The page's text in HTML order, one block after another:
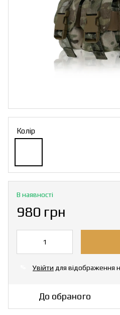
Колір
В наявності
980 грн
Увійти для відображення
До обраного